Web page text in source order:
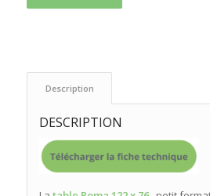
Description
DESCRIPTION